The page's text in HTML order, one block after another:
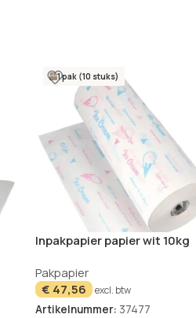
1 pak (10 stuks)
Inpakpapier papier wit 10kg
Icelove
Pakpapier
€ 47,56 excl. btw
Artikelnummer: 37477